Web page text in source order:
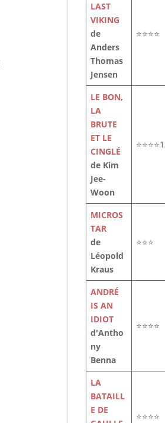
LAST
VIKING
de
Anders
Thomas
Jensen
⭐⭐⭐⭐
LE BON,
LA
BRUTE
ET LE
CINGLÉ
de Kim
Jee-
Woon
MICROS
TAR
de
Léopold
Kraus
⭐⭐⭐
ANDRÉ
IS AN
IDIOT
d'Antho
ny
Benna
⭐⭐⭐⭐
LA
BATAILL
E DE
⭐⭐⭐⭐